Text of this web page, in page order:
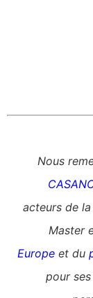
Nous
acteurs de
Master
Europe et du
pour